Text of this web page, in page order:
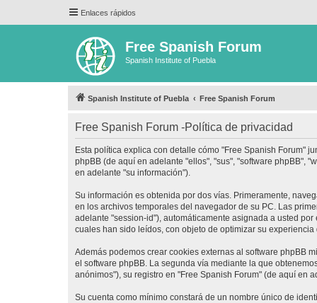
Enlaces rápidos
Free Spanish Forum
Spanish Institute of Puebla
Spanish Institute of Puebla Free Spanish Forum
Free Spanish Forum -Política de privacidad
Esta política explica con detalle cómo "Free Spanish Forum"
phpBB (de aquí en adelante "ellos", "sus", "software phpBB",
en adelante "su información").
Su información es obtenida por dos vías. Primeramente,
en los archivos temporales del navegador de su PC. Las
adelante "session-id"), automáticamente asignada a usted
cuales han sido leídos, con objeto de optimizar su experiencia
Además podemos crear cookies externas al software phpBB
el software phpBB. La segunda vía mediante la que
anónimos"), su registro en "Free Spanish Forum" (de aquí en
Su cuenta como mínimo constará de un nombre único de